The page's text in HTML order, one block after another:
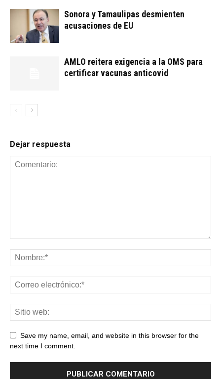
Sonora y Tamaulipas desmienten
acusaciones de EU
AMLO reitera exigencia a la OMS para
certificar vacunas anticovid
Dejar respuesta
Save my name, email, and website in this browser for the
next time I comment.